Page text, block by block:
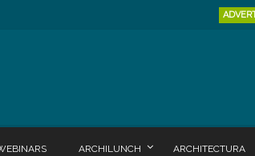
ARCHILUNCH
ARCHITECTURA